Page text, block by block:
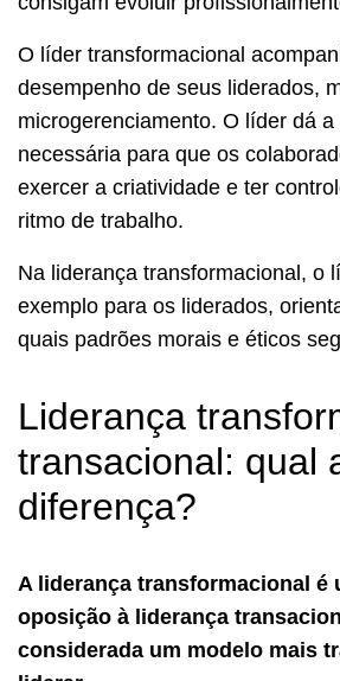
O líder transformacional
desempenho de seus liderados,
microgerenciamento. O líder dá
necessária para que os
exercer a criatividade e ter
ritmo de trabalho.
Na liderança transformacional, o
exemplo para os liderados,
quais padrões morais e éticos
Liderança
transacional: qual
diferença?
A liderança transformacional é
oposição à liderança
considerada um modelo mais